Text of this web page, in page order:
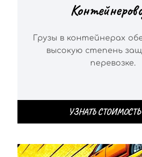
Грузы в контейнерах
высокую степень
перевозке.
УЗНАТЬ СТОИМОСТЬ